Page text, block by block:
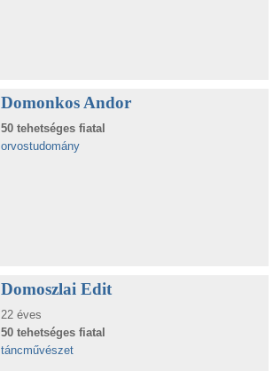
Domonkos Andor
50 tehetséges fiatal
orvostudomány
Domoszlai Edit
22 éves
50 tehetséges fiatal
táncművészet